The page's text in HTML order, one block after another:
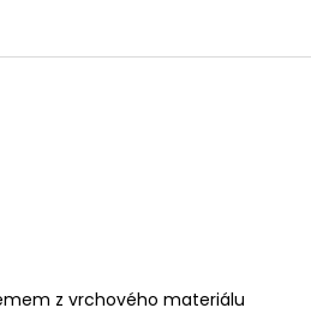
z vrchového materiálu